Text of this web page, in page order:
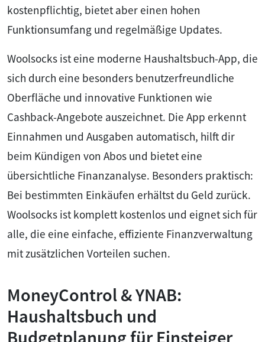
kostenpflichtig, bietet aber einen hohen
Funktionsumfang und regelmäßige Updates.
Woolsocks ist eine moderne Haushaltsbuch-App, die
sich durch eine besonders benutzerfreundliche
Oberfläche und innovative Funktionen wie
Cashback-Angebote auszeichnet. Die App erkennt
Einnahmen und Ausgaben automatisch, hilft dir
beim Kündigen von Abos und bietet eine
übersichtliche Finanzanalyse. Besonders praktisch:
Bei bestimmten Einkäufen erhältst du Geld zurück.
Woolsocks ist komplett kostenlos und eignet sich für
alle, die eine einfache, effiziente Finanzverwaltung
mit zusätzlichen Vorteilen suchen.
MoneyControl & YNAB:
Haushaltsbuch und
Budgetplanung für Einsteiger